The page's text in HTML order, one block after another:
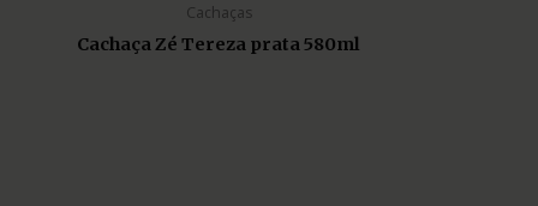
Cachaças
Cachaça Zé Tereza prata 580ml